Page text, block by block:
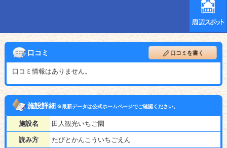
口コミ 口コミを書く
口コミ情報はありません。
施設詳細※最新データは公式ホームページでご確認ください。
施設名 田人観光いちご園
読み方 たびとかんこういちごえん